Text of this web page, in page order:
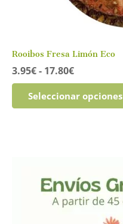
Rooibos Fresa Limón Eco
3.95€ - 17.80€Rango
de
precios:
desde
Seleccionar opciones